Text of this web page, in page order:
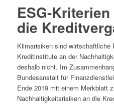
ESG-
die
Klimarisiken sind wirtschaftliche
Kreditinstitute an der
deshalb nicht. Im
Bundesanstalt für
Ende 2019 mit einem Merkblatt
Nachhaltigkeitsrisiken an die